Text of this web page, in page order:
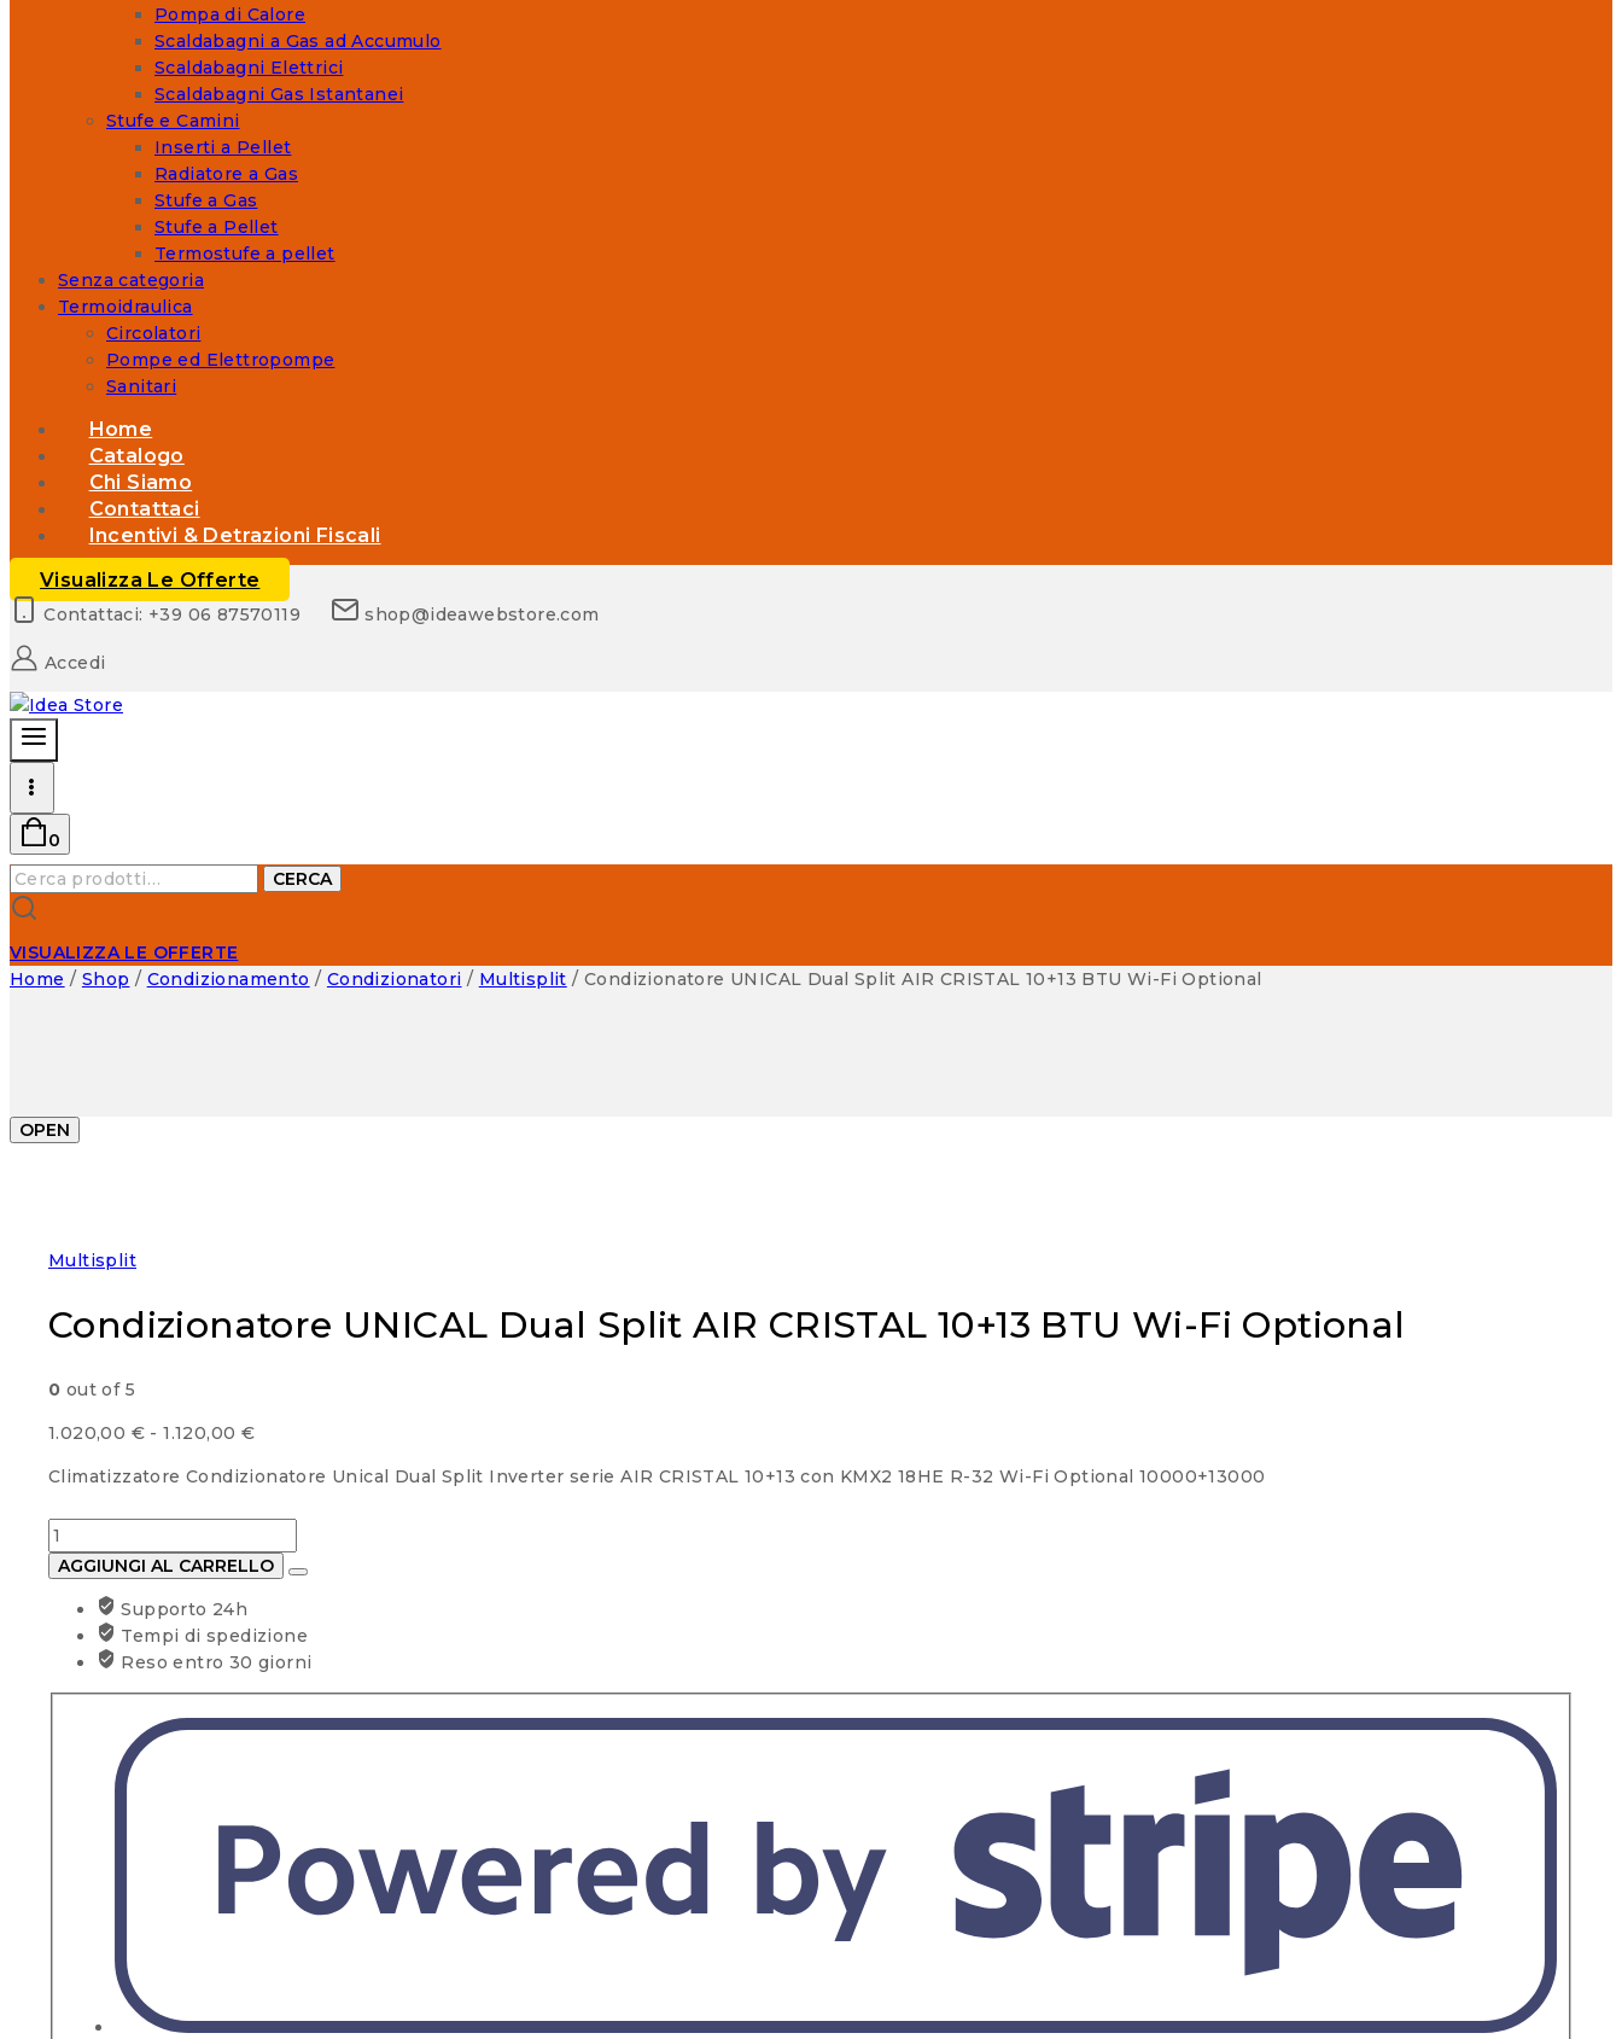
Pompa di Calore
Scaldabagni a Gas ad Accumulo
Scaldabagni Elettrici
Scaldabagni Gas Istantanei
Stufe e Camini
Inserti a Pellet
Radiatore a Gas
Stufe a Gas
Stufe a Pellet
Termostufe a pellet
Senza categoria
Termoidraulica
Circolatori
Pompe ed Elettropompe
Sanitari
Home
Catalogo
Chi Siamo
Contattaci
Incentivi & Detrazioni Fiscali
Visualizza Le Offerte
Contattaci: +39 06 87570119 shop@ideawebstore.com
Accedi
0
Cerca:
CERCA
VISUALIZZA LE OFFERTE
Home / Shop / Condizionamento / Condizionatori / Multisplit / Condizionatore UNICAL Dual Split AIR CRISTAL 10+13 BTU Wi-Fi Optional
OPEN
Multisplit
Condizionatore UNICAL Dual Split AIR CRISTAL 10+13 BTU Wi-Fi Optional
0 out of 5
1.020,00 € - 1.120,00 €Fascia
prezzo:
a
Climatizzatore Condizionatore Unical Dual Split Inverter serie AIR CRISTAL 10+13 con KMX2 18HE R-32 Wi-Fi Optional 10000+13000
Condizionatore
UNICAL
Dual
Split
AIR
CRISTAL
10+13
AGGIUNGI AL CARRELLO
Supporto 24h
Tempi di spedizione
Reso entro 30 giorni